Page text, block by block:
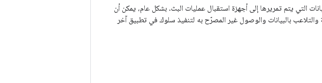
التي يتم تمريرها إلى أجهزة استقبال عمليات البث. بشكل عام، يمكن أن
بالبيانات والوصول غير المصرّح به لتنفيذ سلوك في تطبيق آخر